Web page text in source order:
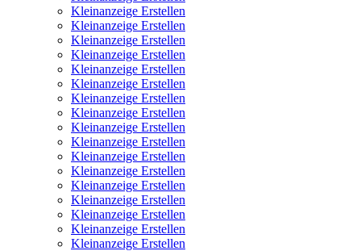
Kleinanzeige Erstellen
Kleinanzeige Erstellen
Kleinanzeige Erstellen
Kleinanzeige Erstellen
Kleinanzeige Erstellen
Kleinanzeige Erstellen
Kleinanzeige Erstellen
Kleinanzeige Erstellen
Kleinanzeige Erstellen
Kleinanzeige Erstellen
Kleinanzeige Erstellen
Kleinanzeige Erstellen
Kleinanzeige Erstellen
Kleinanzeige Erstellen
Kleinanzeige Erstellen
Kleinanzeige Erstellen
Kleinanzeige Erstellen